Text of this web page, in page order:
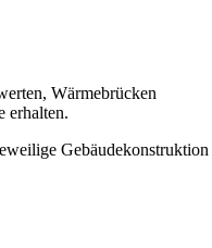
Wärmebrücken
erhalten.
Gebäudekonstruktion